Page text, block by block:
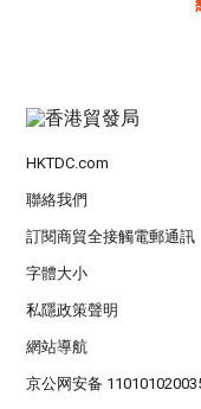
HKTDC.com
聯絡我們
訂閱商貿全接觸電郵通訊
字體大小
私隱政策聲明
網站導航
京公网安备